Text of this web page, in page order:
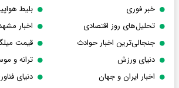
خبر فوری
بلیط
تحلیل‌های روز اقتصادی
اخبار
جنجالی‌ترین اخبار حوادث
قیمت
دنیای ورزش
ترانه و
اخبار ایران و جهان
دنیای